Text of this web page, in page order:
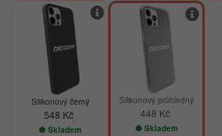
Silikonový černý
548 Kč
Skladem
Silikonový průhledný
448 Kč
Skladem